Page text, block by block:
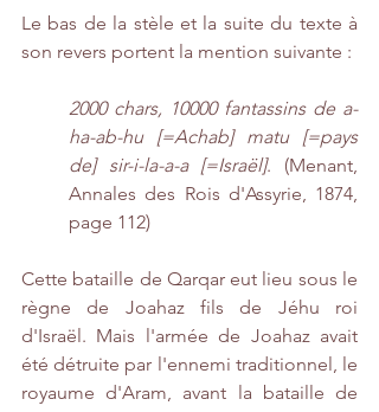
Le bas de la stèle et la suite du texte à
son revers portent la mention suivante :
2000 chars, 10000 fantassins de a-
ha-ab-hu [=Achab] matu [=pays
de] sir-i-la-a-a [=Israël]. (Menant,
Annales des Rois d'Assyrie, 1874,
page 112)
Cette bataille de Qarqar eut lieu sous le
règne de Joahaz fils de Jéhu roi
d'Israël. Mais l'armée de Joahaz avait
été détruite par l'ennemi traditionnel, le
royaume d'Aram, avant la bataille de